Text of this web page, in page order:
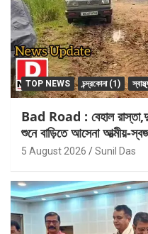
TOP NEWS চন্দ্রকোনা (1)
Bad Road : বেহাল
শুনে বাড়িতে আসেনা আত্মীয়-
5 August 2026 Sunil Das